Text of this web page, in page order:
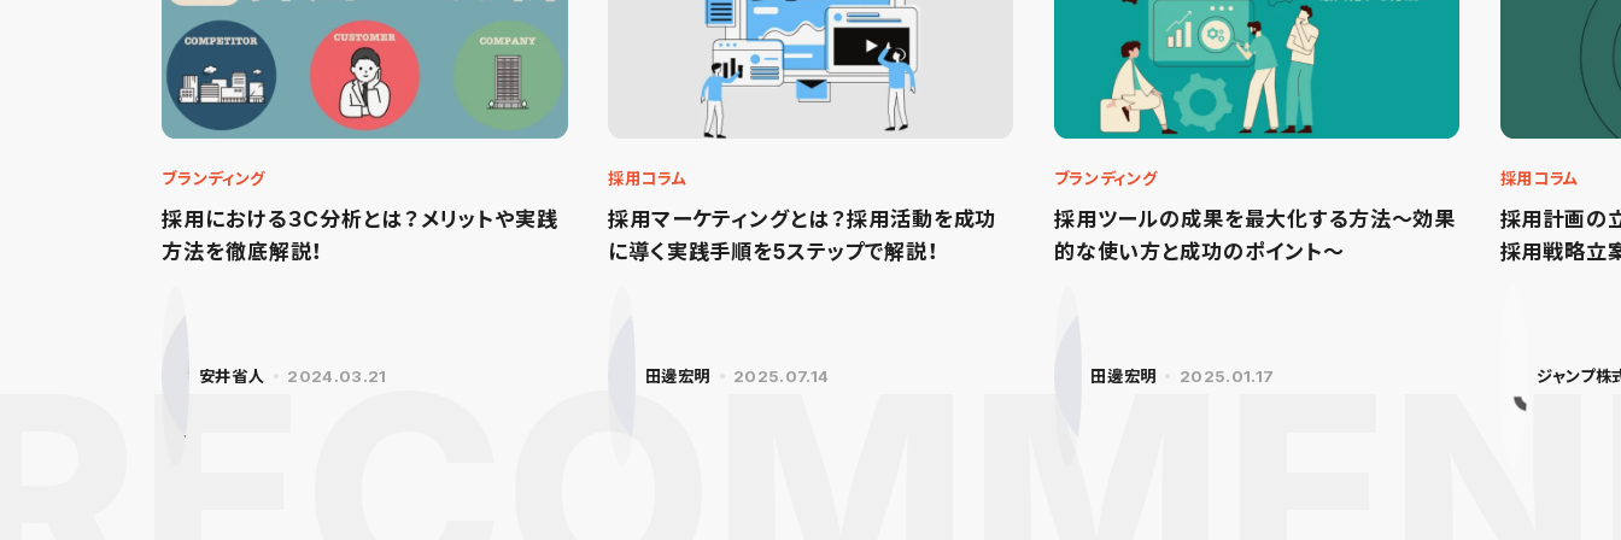
採用における３C分析とは？メリットや実践
方法を徹底解説！
ブランディング
安井省人 2024.03.21
採用マーケティングとは？採用活動を成功
に導く実践手順を5ステップで解説！
採用コラム
田邊宏明 2025.07.14
採用ツールの成果を最大化する方法～効果
的な使い方と成功のポイント～
ブランディング
田邊宏明 2025.01.17
採用計画の
採用戦略立
採用コラム
ジャンプ株